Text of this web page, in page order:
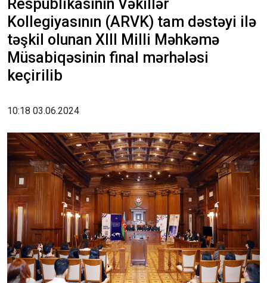
Respublikasının Vəkillər
Kollegiyasının (ARVK) tam dəstəyi ilə
təşkil olunan XIII Milli Məhkəmə
Müsabiqəsinin final mərhələsi
keçirilib
10:18 03.06.2024